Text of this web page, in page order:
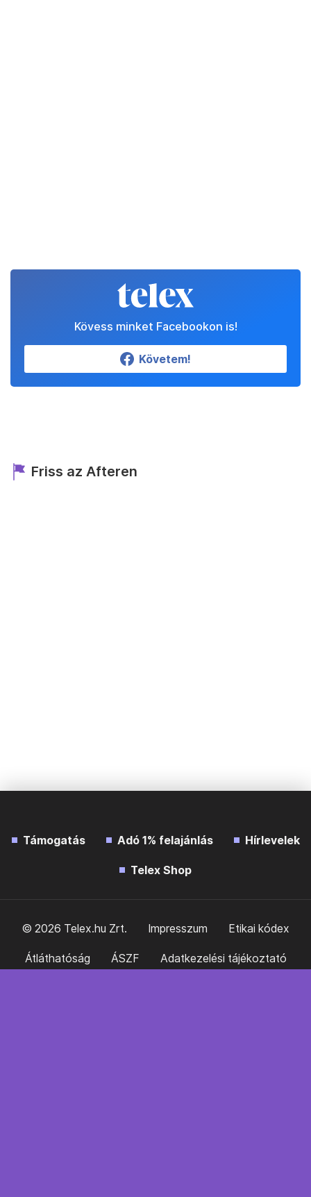
Kövess minket Facebookon is!
Követem!
Friss az Afteren
Támogatás Adó 1% felajánlás Hírlevelek
Telex Shop
© 2026 Telex.hu Zrt. Impresszum Etikai kódex
Átláthatóság ÁSZF Adatkezelési tájékoztató